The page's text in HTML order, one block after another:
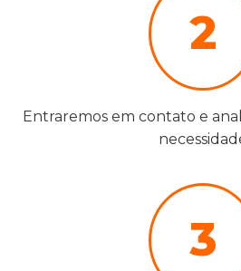
2
Entraremos em contato e
3